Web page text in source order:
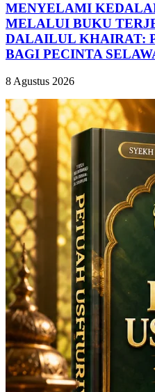
MENYELAMI
MELALUI BUKU
DALAILUL KHAIRAT:
BAGI PECINTA
8 Agustus 2026